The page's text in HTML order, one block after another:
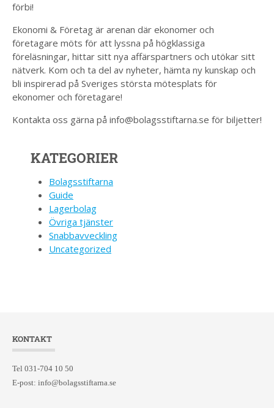
förbi!
Ekonomi & Företag är arenan där ekonomer och
företagare möts för att lyssna på högklassiga
föreläsningar, hittar sitt nya affärspartners och utökar sitt
nätverk. Kom och ta del av nyheter, hämta ny kunskap och
bli inspirerad på Sveriges största mötesplats för
ekonomer och företagare!
Kontakta oss gärna på info@bolagsstiftarna.se för biljetter!
KATEGORIER
Bolagsstiftarna
Guide
Lagerbolag
Övriga tjänster
Snabbavveckling
Uncategorized
KONTAKT
Tel 031-704 10 50
E-post: info@bolagsstiftarna.se